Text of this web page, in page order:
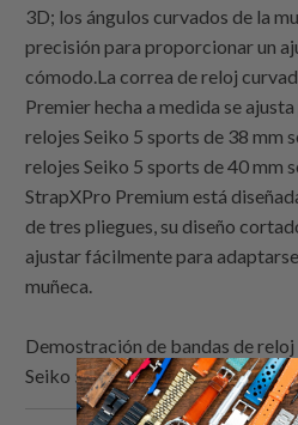
3D; los ángulos curvados de la
precisión para proporcionar un
cómodo.La correa de reloj
Premier hecha a medida se
relojes Seiko 5 sports de 38 mm
relojes Seiko 5 sports de 40 mm
StrapXPro Premium está
de tres pliegues, su diseño
ajustar fácilmente para
muñeca.
Demostración de bandas de
Seiko 5 Sports 38mm SRPK29